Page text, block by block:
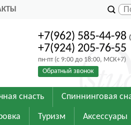
+7(962) 585-44-98
+7(924) 205-76-55
пн-пт (с 9:00 до 18:00, МСК+7)
Обратный звонок
снасть Спиннинговая
Туризм Аксессуары